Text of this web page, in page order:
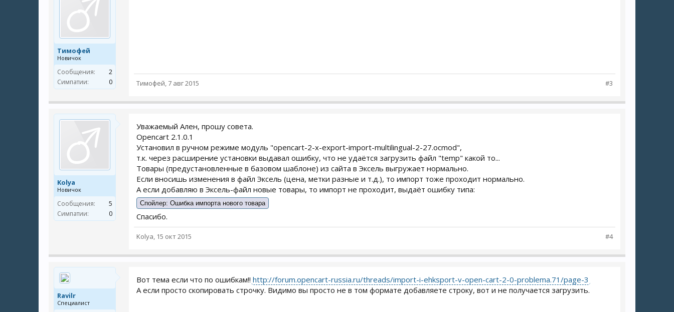
Тимофей
Новичок
Сообщения:
2
Симпатии:
0 Тимофей,7 авг 2015 #3
Kolya
Новичок
Сообщения:
5
Симпатии:
0
Уважаемый Ален, прошу совета.
Opencart 2.1.0.1
Установил в ручном режиме модуль "opencart-2-x-export-import-multilingual-2-27.ocmod",
т.к. через расширение установки выдавал ошибку, что не удаётся загрузить файл "temp" какой то...
Товары (предустановленные в базовом шаблоне) из сайта в Эксель выгружает нормально.
Если вносишь изменения в файл Эксель (цена, метки разные и т.д.), то импорт тоже проходит нормально.
А если добавляю в Эксель-файл новые товары, то импорт не проходит, выдаёт ошибку типа:
Спойлер: Ошибка импорта нового товара
Спасибо.
Kolya, 15 окт 2015 #4
Ravilr
Специалист
Вот тема если что по ошибкам!! http://forum.opencart-russia.ru/threads/import-i-ehksport-v-open-cart-2-0-problema.71/page-3
А если просто скопировать строчку. Видимо вы просто не в том формате добавляете строку, вот и не получается загрузить.